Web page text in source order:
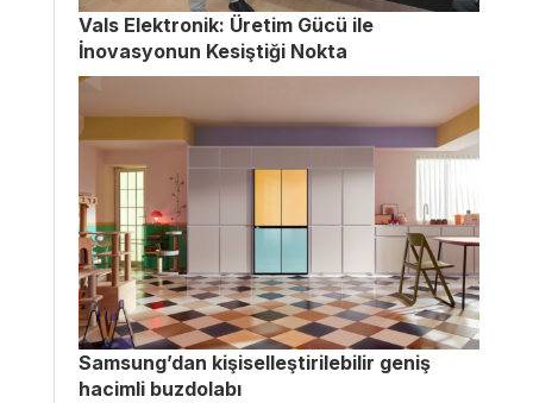
Vals Elektronik: Üretim Gücü ile
İnovasyonun Kesiştiği Nokta
Samsung’dan kişiselleştirilebilir geniş
hacimli buzdolabı